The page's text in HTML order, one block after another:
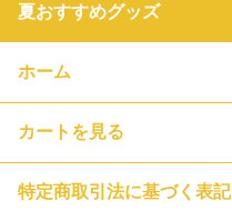
夏おすすめグッズ
ホーム
カートを見る
特定商取引法に基づく表記